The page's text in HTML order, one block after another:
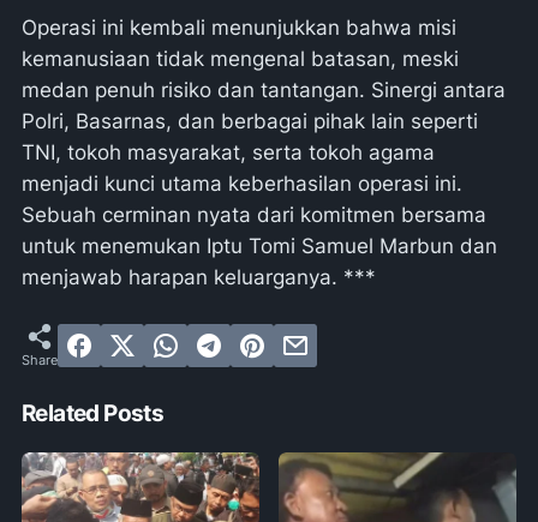
Operasi ini kembali menunjukkan bahwa misi
kemanusiaan tidak mengenal batasan, meski
medan penuh risiko dan tantangan. Sinergi antara
Polri, Basarnas, dan berbagai pihak lain seperti
TNI, tokoh masyarakat, serta tokoh agama
menjadi kunci utama keberhasilan operasi ini.
Sebuah cerminan nyata dari komitmen bersama
untuk menemukan Iptu Tomi Samuel Marbun dan
menjawab harapan keluarganya. ***
Related Posts